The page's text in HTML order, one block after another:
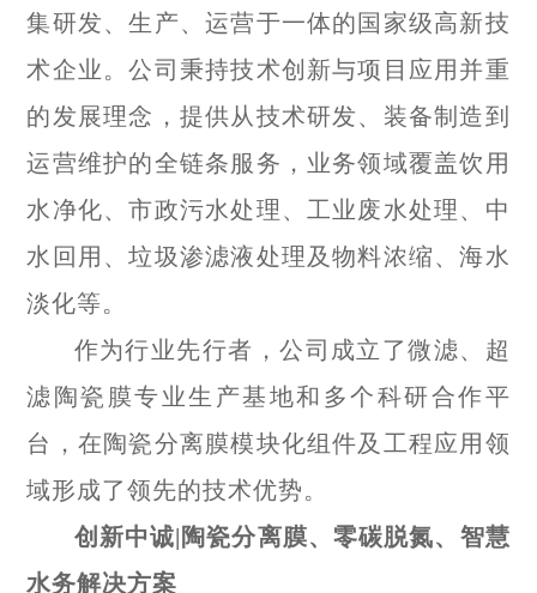
集研发、生产、运营于一体的国家级高新技
术企业。公司秉持技术创新与项目应用并重
的发展理念，提供从技术研发、装备制造到
运营维护的全链条服务，业务领域覆盖饮用
水净化、市政污水处理、工业废水处理、中
水回用、垃圾渗滤液处理及物料浓缩、海水
淡化等。
作为行业先行者，公司成立了微滤、超
滤陶瓷膜专业生产基地和多个科研合作平
台，在陶瓷分离膜模块化组件及工程应用领
域形成了领先的技术优势。
创新中诚 陶瓷分离膜、零碳脱氮、智慧
水务解决方案